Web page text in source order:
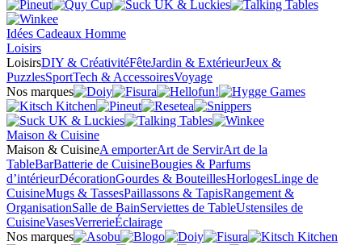
Idées Cadeaux Homme
Loisirs
LoisirsDIY & CréativitéFêteJardin & ExtérieurJeux &
PuzzlesSportTech & AccessoiresVoyage
Nos marques
Maison & Cuisine
Maison & CuisineA emporterArt de ServirArt de la
TableBarBatterie de CuisineBougies & Parfums
d’intérieurDécorationGourdes & BouteillesHorlogesLinge de
CuisineMugs & TassesPaillassons & TapisRangement &
OrganisationSalle de BainServiettes de TableUstensiles de
CuisineVasesVerrerieÉclairage
Nos marques